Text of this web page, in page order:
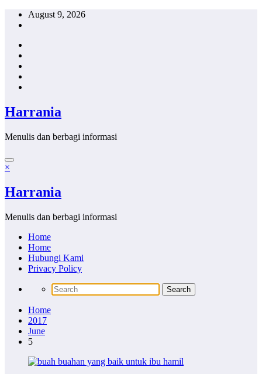
Skip
August 9, 2026
Harrania
Menulis dan berbagi informasi
×
Harrania
Menulis dan berbagi informasi
Home
Home
Hubungi Kami
Privacy Policy
Home
2017
June
5